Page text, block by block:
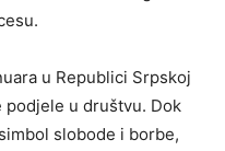
u Republici Srpskoj
podjele u društvu. Dok
slobode i borbe,